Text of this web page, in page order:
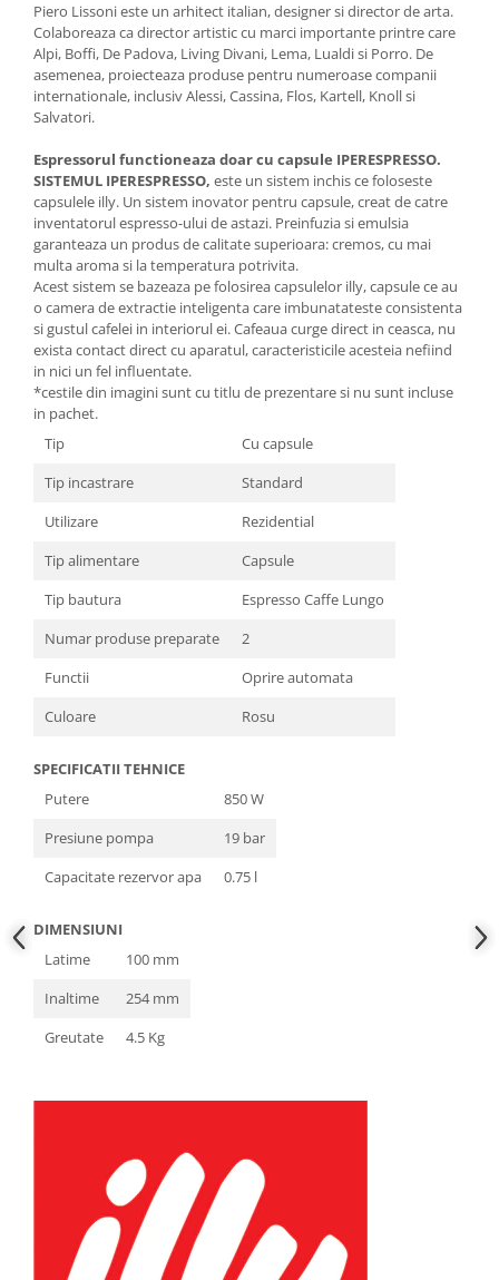
Piero Lissoni este un arhitect italian, designer si director de arta.
Colaboreaza ca director artistic cu marci importante printre care
Alpi, Boffi, De Padova, Living Divani, Lema, Lualdi si Porro. De
asemenea, proiecteaza produse pentru numeroase companii
internationale, inclusiv Alessi, Cassina, Flos, Kartell, Knoll si
Salvatori.
Espressorul functioneaza doar cu capsule IPERESPRESSO.
SISTEMUL IPERESPRESSO, este un sistem inchis ce foloseste
capsulele illy. Un sistem inovator pentru capsule, creat de catre
inventatorul espresso-ului de astazi. Preinfuzia si emulsia
garanteaza un produs de calitate superioara: cremos, cu mai
multa aroma si la temperatura potrivita.
Acest sistem se bazeaza pe folosirea capsulelor illy, capsule ce au
o camera de extractie inteligenta care imbunatateste consistenta
si gustul cafelei in interiorul ei. Cafeaua curge direct in ceasca, nu
exista contact direct cu aparatul, caracteristicile acesteia nefiind
in nici un fel influentate.
*cestile din imagini sunt cu titlu de prezentare si nu sunt incluse
in pachet.
Tip
Cu capsule
Tip incastrare
Standard
Utilizare
Rezidential
Tip alimentare
Capsule
Tip bautura
Espresso Caffe Lungo
Numar produse preparate
2
Functii
Oprire automata
Culoare
Rosu
SPECIFICATII TEHNICE
Putere
850 W
Presiune pompa
19 bar
Capacitate rezervor apa
0.75 l
DIMENSIUNI
Latime
100 mm
Inaltime
254 mm
Greutate
4.5 Kg